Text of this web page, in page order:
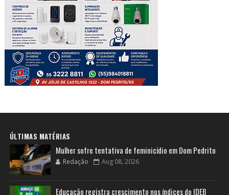
ÚLTIMAS MATÉRIAS
Mulher sofre tentativa de feminicídio em Dom Pedrito
Redação Aug 08, 2026
Educação registra crescimento nos índices do IDEB